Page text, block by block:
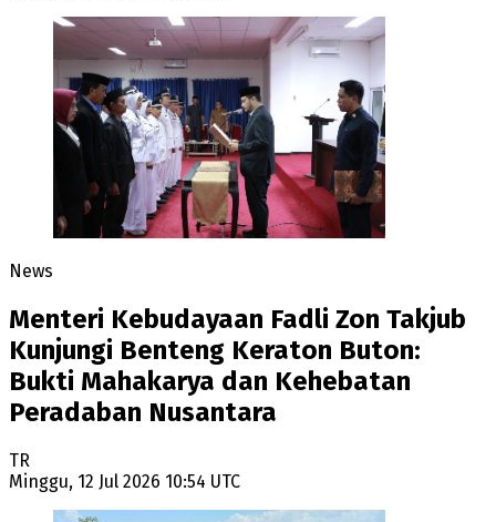
News
Menteri Kebudayaan Fadli Zon Takjub
Kunjungi Benteng Keraton Buton:
Bukti Mahakarya dan Kehebatan
Peradaban Nusantara
TR
Minggu, 12 Jul 2026 10:54 UTC